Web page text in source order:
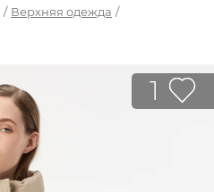
Верхняя одежда
1